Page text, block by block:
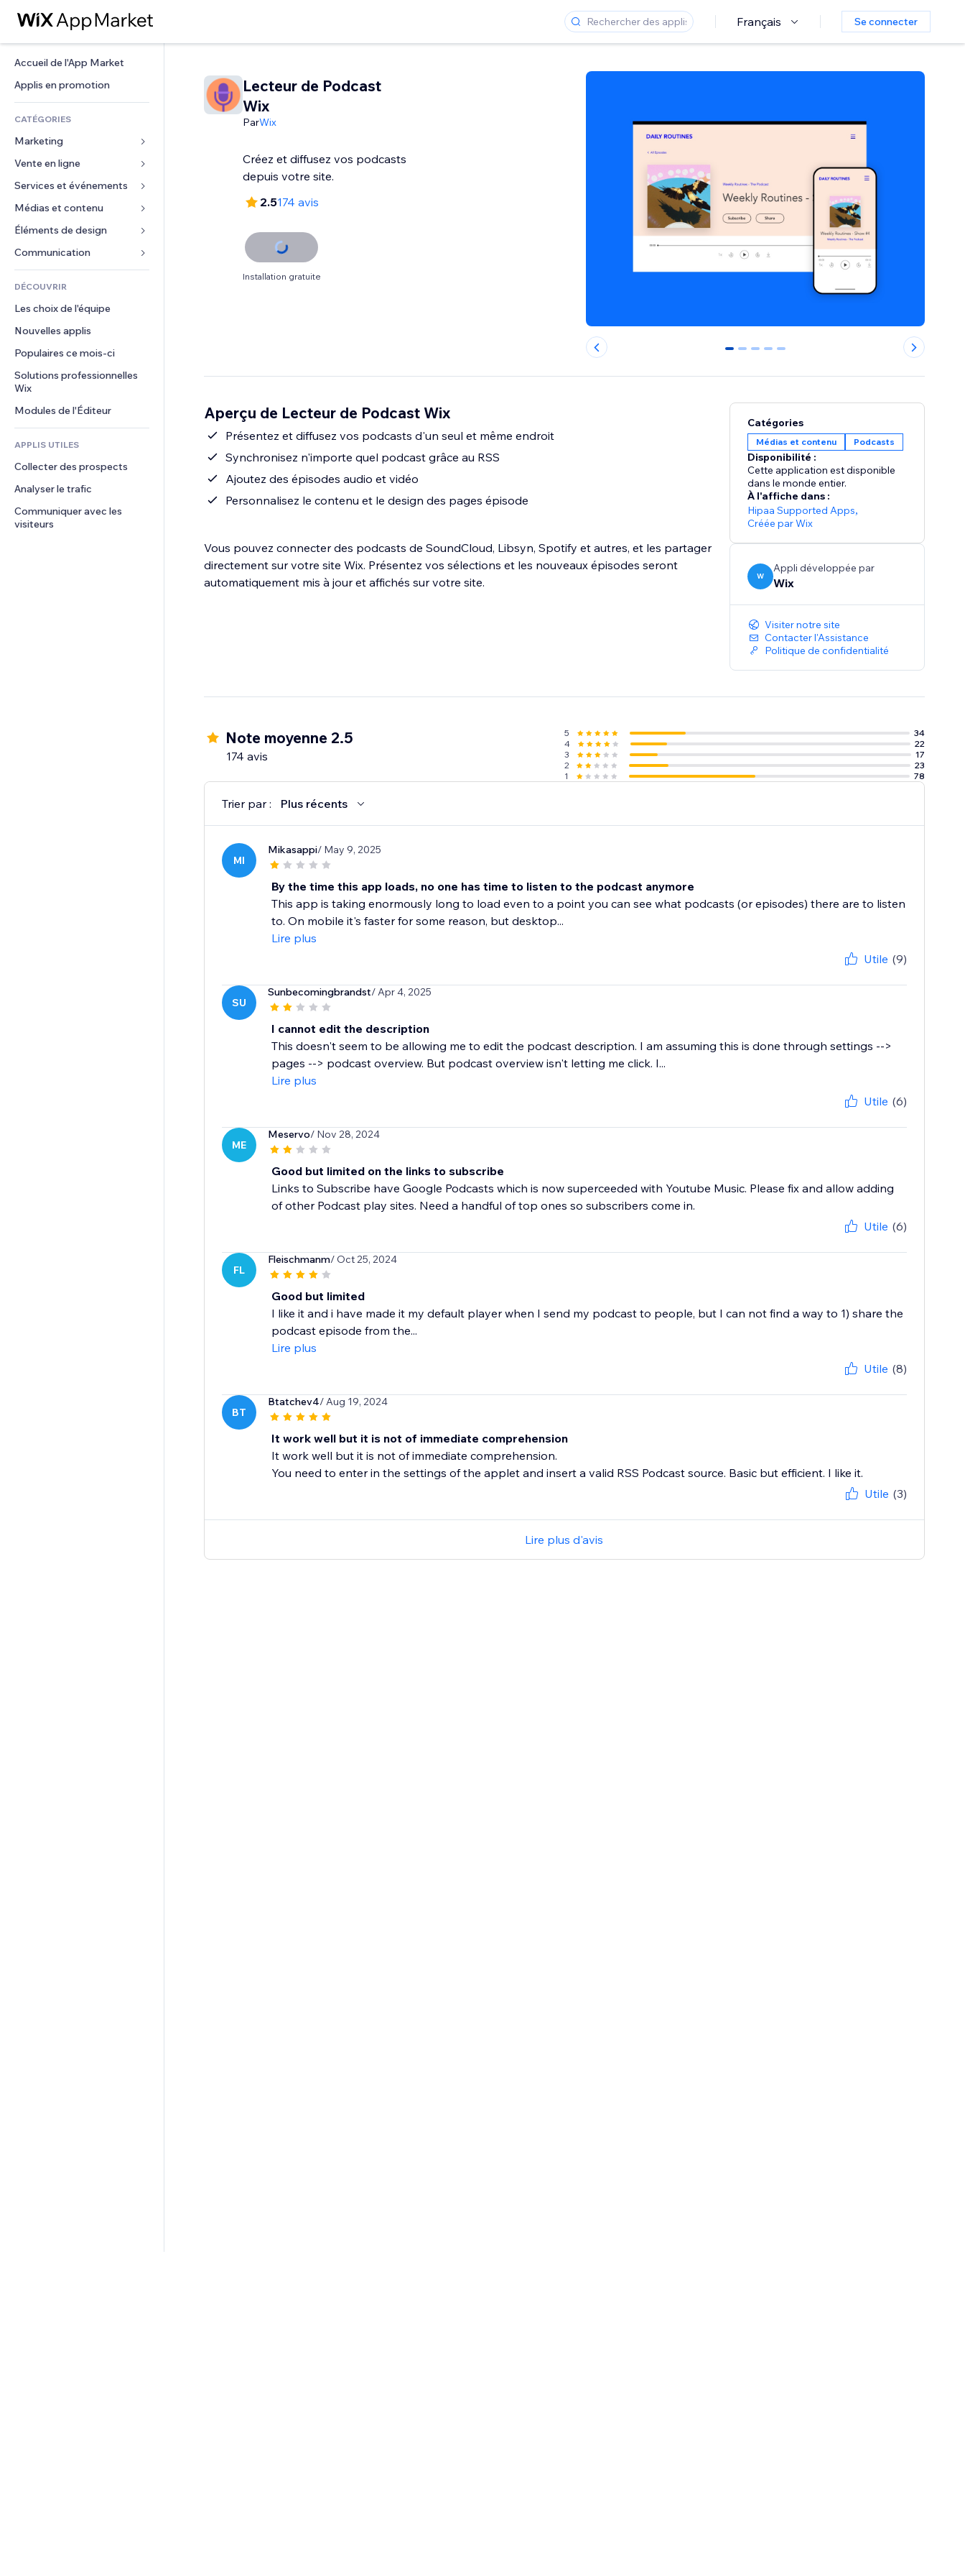
Français Se connecter
Accueil de l'App Market
Applis en promotion
CATÉGORIES
Marketing
Publicités
Mobile
Données analytiques
Réseaux sociaux
Classement de sites
E-mail
Vente en ligne
Applis pour les boutiques
Expédition et livraison
Boutons Vente
Comptabilité
Coupons et fidélisation
Solutions d'entreposage
Financement participatif
Alimentation et boissons
Services et événements
Hôtels
Événements
Restaurants
Immobilier
Réservations
Médias et contenu
Galerie
Musique
Podcasts
Photographie
Vidéo
PDF
Partage de fichiers
Actualités
Services de contenu
Effets de texte
Éléments de design
Cartes et navigation
Confidentialité
Horloge
Modèles de pages
Effets sur images
Boutons et menus
Bannières et badges
Calculateurs
Rechercher
Formulaires
Sondages
Chat
Commentaires
Téléphone
Communauté
Avis et commentaires
DÉCOUVRIR
Les choix de l'équipe
Nouvelles applis
Populaires ce mois‑ci
Solutions professionnelles
Wix
Modules de l'Éditeur
APPLIS UTILES
Collecter des prospects
Analyser le trafic
Communiquer avec les
visiteurs
Lecteur de Podcast
Wix
ParWix
Créez et diffusez vos podcasts
depuis votre site.
2.5174 avis
Installation gratuite
0 1 2 3 4
Aperçu de Lecteur de Podcast Wix
Présentez et diffusez vos podcasts d'un seul et même endroit
Synchronisez n'importe quel podcast grâce au RSS
Ajoutez des épisodes audio et vidéo
Personnalisez le contenu et le design des pages épisode
Vous pouvez connecter des podcasts de SoundCloud, Libsyn, Spotify et autres, et les partager
directement sur votre site Wix. Présentez vos sélections et les nouveaux épisodes seront
automatiquement mis à jour et affichés sur votre site.
Catégories
Médias et contenu Podcasts
Disponibilité :
Cette application est disponible
dans le monde entier.
À l'affiche dans :
Hipaa Supported Apps,
Créée par Wix
W
Appli développée par
Wix
Visiter notre site
Contacter l'Assistance
Politique de confidentialité
Note moyenne 2.5
174 avis
5
34
4
22
3
17
2
23
1
78
Trier par : Plus récents
MI
Mikasappi/ May 9, 2025
By the time this app loads, no one has time to listen to the podcast anymore
This app is taking enormously long to load even to a point you can see what podcasts (or episodes) there are to listen
to. On mobile it's faster for some reason, but desktop...
Lire plus
Utile (9)
SU
Sunbecomingbrandst/ Apr 4, 2025
I cannot edit the description
This doesn't seem to be allowing me to edit the podcast description. I am assuming this is done through settings -->
pages --> podcast overview. But podcast overview isn't letting me click. I...
Lire plus
Utile (6)
ME
Meservo/ Nov 28, 2024
Good but limited on the links to subscribe
Links to Subscribe have Google Podcasts which is now superceeded with Youtube Music. Please fix and allow adding
of other Podcast play sites. Need a handful of top ones so subscribers come in.
Utile (6)
FL
Fleischmanm/ Oct 25, 2024
Good but limited
I like it and i have made it my default player when I send my podcast to people, but I can not find a way to 1) share the
podcast episode from the...
Lire plus
Utile (8)
BT
Btatchev4/ Aug 19, 2024
It work well but it is not of immediate comprehension
It work well but it is not of immediate comprehension.
You need to enter in the settings of the applet and insert a valid RSS Podcast source. Basic but efficient. I like it.
Utile (3)
Lire plus d'avis